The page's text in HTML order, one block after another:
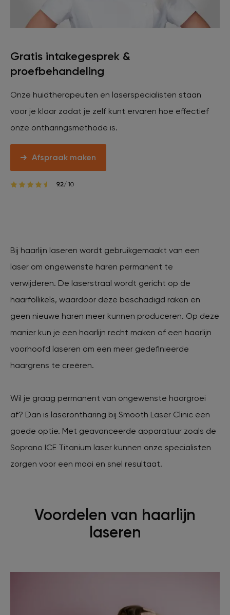
Gratis intakegesprek &
proefbehandeling
Onze huidtherapeuten en laserspecialisten staan
voor je klaar zodat je zelf kunt ervaren hoe effectief
onze ontharingsmethode is.
Afspraak maken
9.2/ 10
Bij haarlijn laseren wordt gebruikgemaakt van een
laser om ongewenste haren permanent te
verwijderen. De laserstraal wordt gericht op de
haarfollikels, waardoor deze beschadigd raken en
geen nieuwe haren meer kunnen produceren. Op deze
manier kun je een haarlijn recht maken of een haarlijn
voorhoofd laseren om een meer gedefinieerde
haargrens te creëren.
Wil je graag permanent van ongewenste haargroei
af? Dan is laserontharing bij Smooth Laser Clinic een
goede optie. Met geavanceerde apparatuur zoals de
Soprano ICE Titanium laser kunnen onze specialisten
zorgen voor een mooi en snel resultaat.
Voordelen van haarlijn
laseren
Veelgestelde vragen
Bij jou in de buurt
Over ons Locaties Vacatures